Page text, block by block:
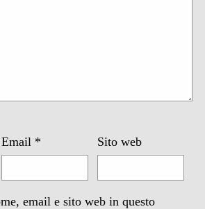
Email * Sito web
email e sito web in questo